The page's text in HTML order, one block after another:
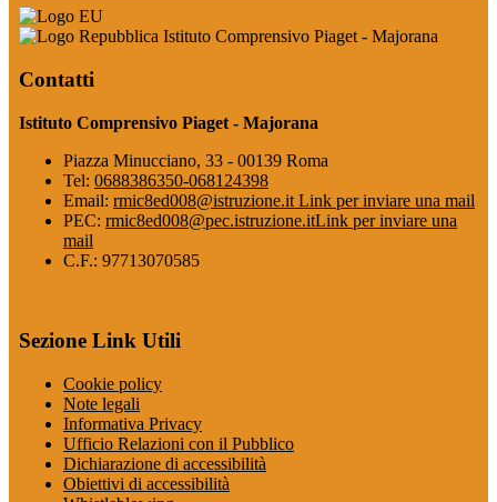
Istituto Comprensivo Piaget - Majorana
Contatti
Istituto Comprensivo Piaget - Majorana
Piazza Minucciano, 33 - 00139 Roma
Tel: 0688386350-068124398
Email: rmic8ed008@istruzione.it Link per inviare una mail
PEC: rmic8ed008@pec.istruzione.itLink per inviare una
mail
C.F.: 97713070585
Sezione Link Utili
Cookie policy
Note legali
Informativa Privacy
Ufficio Relazioni con il Pubblico
Dichiarazione di accessibilità
Obiettivi di accessibilità